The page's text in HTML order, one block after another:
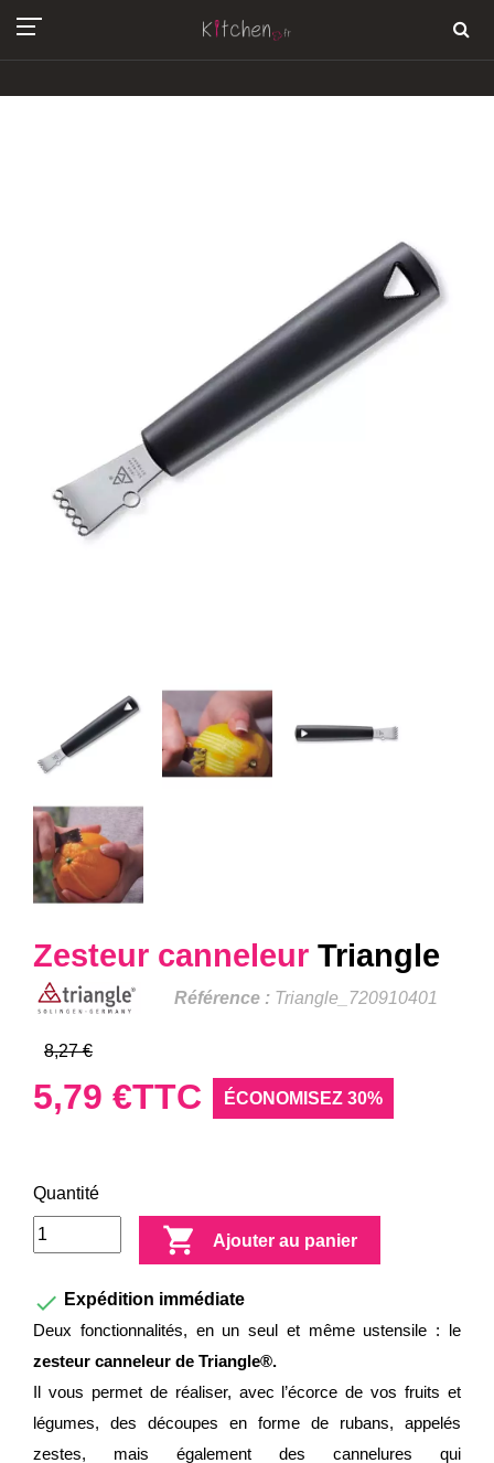
Zesteur canneleur Triangle
Référence : Triangle_720910401
8,27 €
5,79 €TTC ÉCONOMISEZ 30%
Quantité
 Ajouter au panier
 Expédition immédiate
Deux fonctionnalités, en un seul et même ustensile : le
zesteur canneleur de Triangle®.
Il vous permet de réaliser, avec l’écorce de vos fruits et
légumes, des découpes en forme de rubans, appelés
zestes, mais également des cannelures qui